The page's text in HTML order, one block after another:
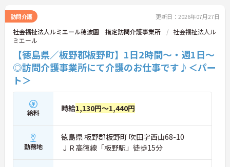
訪問介護 更新日：2026年07月27日
社会福祉法人ルミエール穂波園 指定訪問介護事業所
社会福祉法人ル
ミエール
【徳島県／板野郡板野町】1日2時間～・週1日～
◎訪問介護事業所にて介護のお仕事です♪＜パー
ト＞
給料 時給1,130円～1,440円
勤務地
徳島県 板野郡板野町 吹田字西山68-10
ＪＲ高徳線「板野駅」徒歩15分